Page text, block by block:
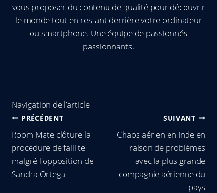
vous proposer du contenu de qualité pour découvrir
le monde tout en restant derrière votre ordinateur
ou smartphone. Une équipe de passionnés
passionnants.
Navigation de l’article
PRÉCÉDENT
Room Mate clôture la
procédure de faillite
malgré l'opposition de
Sandra Ortega
SUIVANT
Chaos aérien en Inde en
raison de problèmes
avec la plus grande
compagnie aérienne du
pays